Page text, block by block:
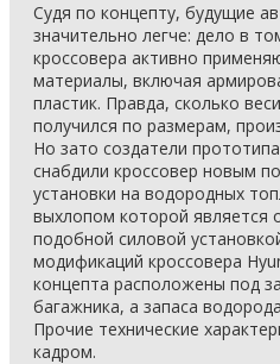
Судя по концепту, будущие
значительно легче: дело в
кроссовера активно
материалы, включая
пластик. Правда, сколько
получился по размерам,
Но зато создатели
снабдили кроссовер новым
установки на водородных
выхлопом которой является
подобной силовой
модификаций кроссовера
концепта расположены под
багажника, а запаса
Прочие технические
кадром.